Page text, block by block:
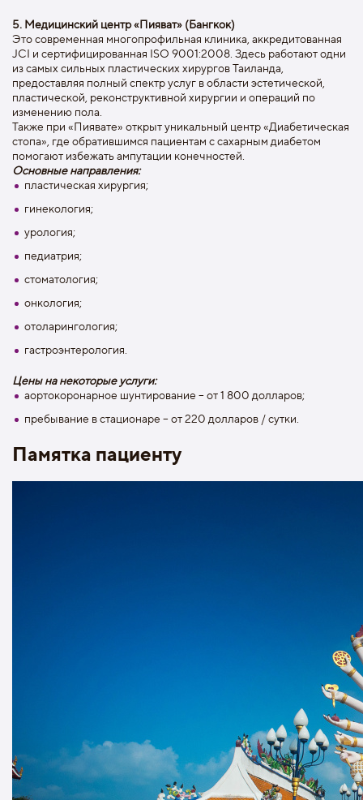
5. Медицинский центр «Пияват» (Бангкок)
Это современная многопрофильная клиника, аккредитованная
JCI и сертифицированная ISO 9001:2008. Здесь работают одни
из самых сильных пластических хирургов Таиланда,
предоставляя полный спектр услуг в области эстетической,
пластической, реконструктивной хирургии и операций по
изменению пола.
Также при «Пиявате» открыт уникальный центр «Диабетическая
стопа», где обратившимся пациентам с сахарным диабетом
помогают избежать ампутации конечностей.
Основные направления:
пластическая хирургия;
гинекология;
урология;
педиатрия;
стоматология;
онкология;
отоларингология;
гастроэнтерология.
Цены на некоторые услуги:
аортокоронарное шунтирование – от 1 800 долларов;
пребывание в стационаре – от 220 долларов / сутки.
Памятка пациенту